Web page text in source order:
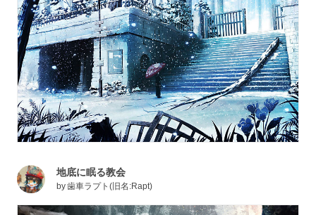
地底に眠る教会
by歯車ラプト(旧名:Rapt)